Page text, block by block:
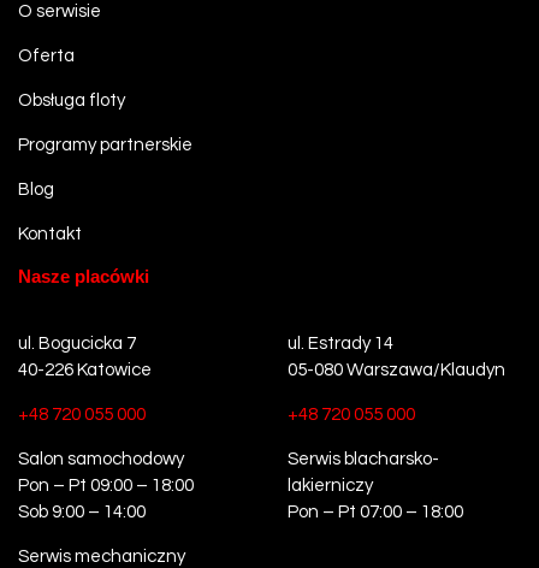
O serwisie
Oferta
Obsługa floty
Programy partnerskie
Blog
Kontakt
Nasze placówki
ul. Bogucicka 7
40-226 Katowice
+48 720 055 000
Salon samochodowy
Pon – Pt 09:00 – 18:00
Sob 9:00 – 14:00
Serwis mechaniczny
ul. Estrady 14
05-080 Warszawa/Klaudyn
+48 720 055 000
Serwis blacharsko-
lakierniczy
Pon – Pt 07:00 – 18:00